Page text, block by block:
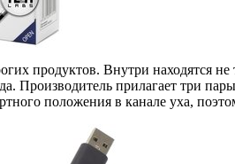
продуктов. Внутри находятся не
Производитель прилагает три
положения в канале уха,